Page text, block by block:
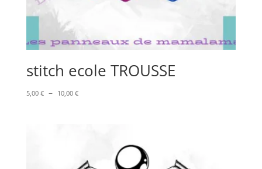
stitch ecole TROUSSE
5,00 € – 10,00 €Plage
10,00 €